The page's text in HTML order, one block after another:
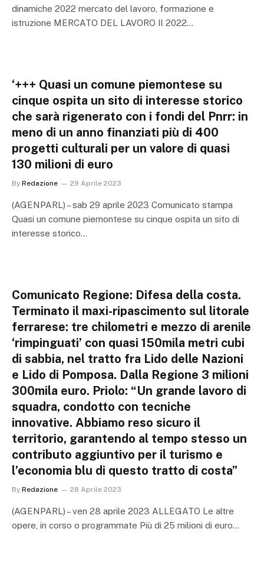
dinamiche 2022 mercato del lavoro, formazione e
istruzione MERCATO DEL LAVORO Il 2022…
‘+++ Quasi un comune piemontese su
cinque ospita un sito di interesse storico
che sarà rigenerato con i fondi del Pnrr: in
meno di un anno finanziati più di 400
progetti culturali per un valore di quasi
130 milioni di euro
By Redazione 29 Aprile 2023
(AGENPARL) – sab 29 aprile 2023 Comunicato stampa
Quasi un comune piemontese su cinque ospita un sito di
interesse storico…
Comunicato Regione: Difesa della costa.
Terminato il maxi-ripascimento sul litorale
ferrarese: tre chilometri e mezzo di arenile
‘rimpinguati’ con quasi 150mila metri cubi
di sabbia, nel tratto fra Lido delle Nazioni
e Lido di Pomposa. Dalla Regione 3 milioni
300mila euro. Priolo: “Un grande lavoro di
squadra, condotto con tecniche
innovative. Abbiamo reso sicuro il
territorio, garantendo al tempo stesso un
contributo aggiuntivo per il turismo e
l’economia blu di questo tratto di costa”
By Redazione 28 Aprile 2023
(AGENPARL) – ven 28 aprile 2023 ALLEGATO Le altre
opere, in corso o programmate Più di 25 milioni di euro…